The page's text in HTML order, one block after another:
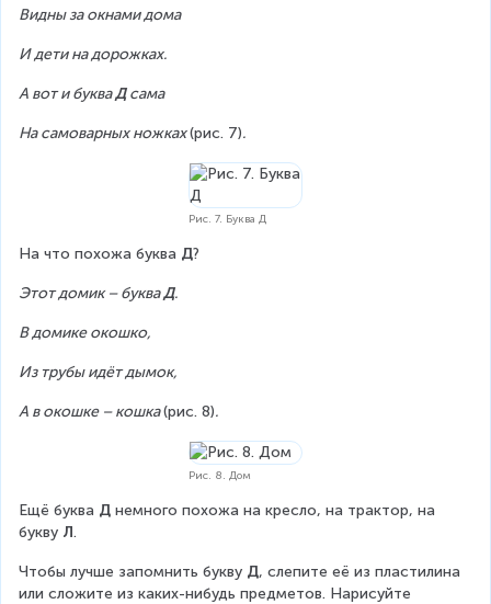
Видны за окнами дома
И дети на дорожках.
А вот и буква Д сама
На самоварных ножках (рис. 7).
Рис. 7. Буква Д
На что похожа буква Д?
Этот домик – буква Д.
В домике окошко,
Из трубы идёт дымок,
А в окошке – кошка (рис. 8).
Рис. 8. Дом
Ещё буква Д немного похожа на кресло, на трактор, на
букву Л.
Чтобы лучше запомнить букву Д, слепите её из пластилина
или сложите из каких-нибудь предметов. Нарисуйте